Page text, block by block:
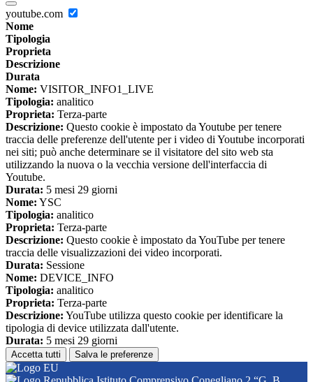
youtube.com
Nome
Tipologia
Proprieta
Descrizione
Durata
Nome: VISITOR_INFO1_LIVE
Tipologia: analitico
Proprieta: Terza-parte
Descrizione: Questo cookie è impostato da Youtube per tenere
traccia delle preferenze dell'utente per i video di Youtube incorporati
nei siti; può anche determinare se il visitatore del sito web sta
utilizzando la nuova o la vecchia versione dell'interfaccia di
Youtube.
Durata: 5 mesi 29 giorni
Nome: YSC
Tipologia: analitico
Proprieta: Terza-parte
Descrizione: Questo cookie è impostato da YouTube per tenere
traccia delle visualizzazioni dei video incorporati.
Durata: Sessione
Nome: DEVICE_INFO
Tipologia: analitico
Proprieta: Terza-parte
Descrizione: YouTube utilizza questo cookie per identificare la
tipologia di device utilizzata dall'utente.
Durata: 5 mesi 29 giorni
Accetta tutti Salva le preferenze